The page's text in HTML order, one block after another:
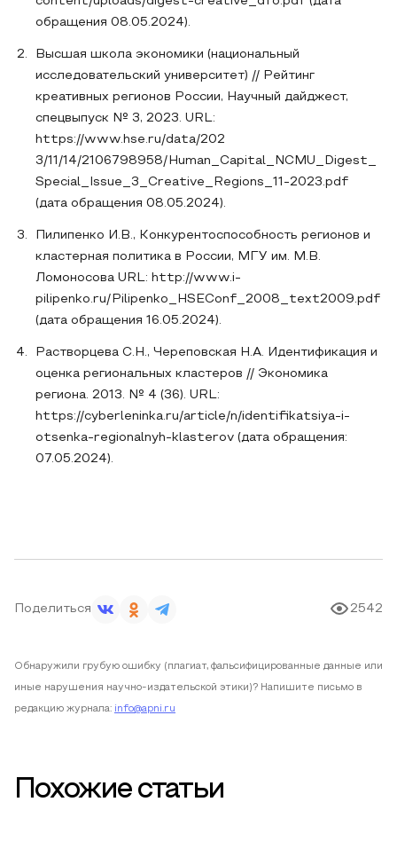
обращения 08.05.2024).
Высшая школа экономики (национальный
исследовательский университет) // Рейтинг
креативных регионов России, Научный дайджест,
спецвыпуск № 3, 2023. URL:
https://www.hse.ru/data/202
3/11/14/2106798958/Human_Capital_NCMU_Digest_
Special_Issue_3_Creative_Regions_11-2023.pdf
(дата обращения 08.05.2024).
Пилипенко И.В., Конкурентоспособность регионов и
кластерная политика в России, МГУ им. М.В.
Ломоносова URL: http://www.i-
pilipenko.ru/Pilipenko_HSEConf_2008_text2009.pdf
(дата обращения 16.05.2024).
Растворцева С.Н., Череповская Н.А. Идентификация и
оценка региональных кластеров // Экономика
региона. 2013. № 4 (36). URL:
https://cyberleninka.ru/article/n/identifikatsiya-i-
otsenka-regionalnyh-klasterov (дата обращения:
07.05.2024).
Поделиться 2542
Обнаружили грубую ошибку (плагиат, фальсифицированные данные или
иные нарушения научно-издательской этики)? Напишите письмо в
редакцию журнала: info@apni.ru
Похожие статьи